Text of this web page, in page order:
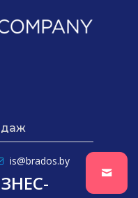
холоди
льной
is@brados.by